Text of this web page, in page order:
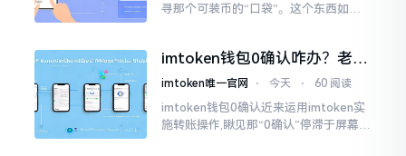
寻那个可装币的“口袋”。这个东西如今
持。
imtoken钱包0确认咋办？老手
教你几招快速解决
imtoken唯一官网 ⋅ 今天 ⋅ 60 阅读
imtoken钱包0确认近来运用imtoken实
施转账操作,瞅见那“0确认”停滞于屏幕之